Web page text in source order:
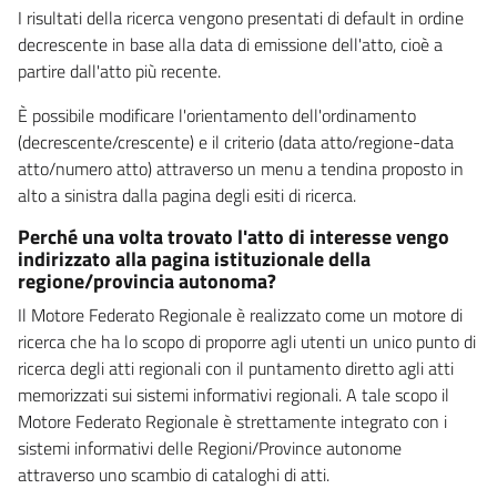
I risultati della ricerca vengono presentati di default in ordine
decrescente in base alla data di emissione dell'atto, cioè a
partire dall'atto più recente.
È possibile modificare l'orientamento dell'ordinamento
(decrescente/crescente) e il criterio (data atto/regione-data
atto/numero atto) attraverso un menu a tendina proposto in
alto a sinistra dalla pagina degli esiti di ricerca.
Perché una volta trovato l'atto di interesse vengo
indirizzato alla pagina istituzionale della
regione/provincia autonoma?
Il Motore Federato Regionale è realizzato come un motore di
ricerca che ha lo scopo di proporre agli utenti un unico punto di
ricerca degli atti regionali con il puntamento diretto agli atti
memorizzati sui sistemi informativi regionali. A tale scopo il
Motore Federato Regionale è strettamente integrato con i
sistemi informativi delle Regioni/Province autonome
attraverso uno scambio di cataloghi di atti.